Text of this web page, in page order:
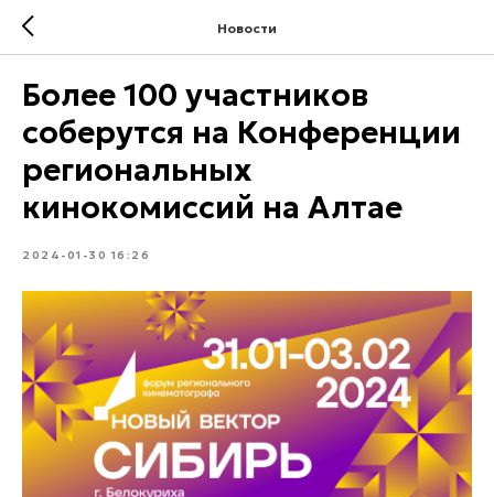
Новости
Более 100 участников
соберутся на Конференции
региональных
кинокомиссий на Алтае
2024-01-30 16:26